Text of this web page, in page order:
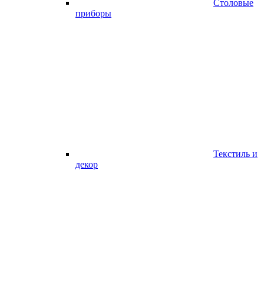
Столовые
приборы
Текстиль и
декор